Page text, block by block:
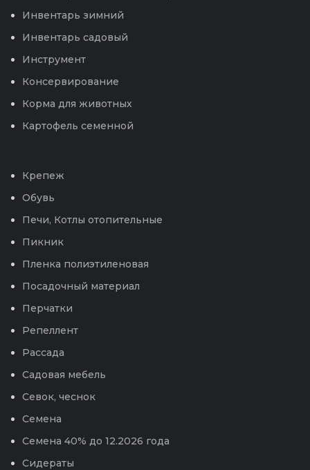
Инвентарь зимний
Инвентарь садовый
Инструмент
Консервирование
Корма для животных
Картофель семенной
Крепеж
Обувь
Печи, Котлы отопительные
Пикник
Пленка полиэтиленовая
Посадочный материал
Перчатки
Репеллент
Рассада
Садовая мебель
Севок, чеснок
Семена
Семена 40% до 12.2026 года
Сидераты